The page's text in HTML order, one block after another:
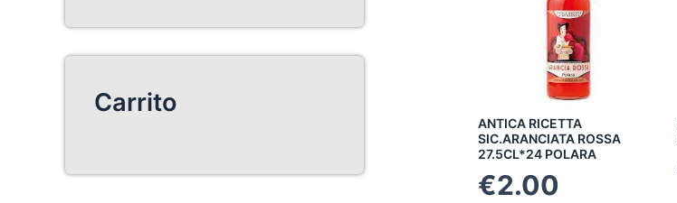
Carrito
ANTICA RICETTA
SIC.ARANCIATA ROSSA
27.5CL*24 POLARA
€2.00